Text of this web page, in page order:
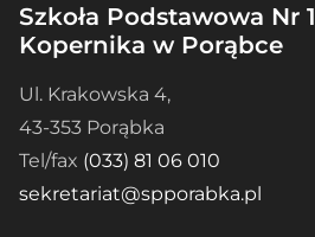
Szkoła Podstawowa Nr
Kopernika w Porąbce
Ul. Krakowska 4,
43-353 Porąbka
Tel/fax (033) 81 06 010
sekretariat@spporabka.pl